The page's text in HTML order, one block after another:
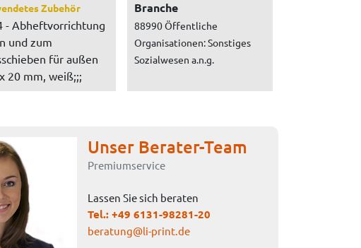
Zubehör
- Abheftvorrichtung
und zum
für außen
20 mm, weiß;;;
Branche
88990 Öffentliche
Organisationen: Sonstiges
Sozialwesen a.n.g.
Unser Berater-Team
Premiumservice
Lassen Sie sich beraten
Tel.: +49 6131-98281-20
beratung@li-print.de